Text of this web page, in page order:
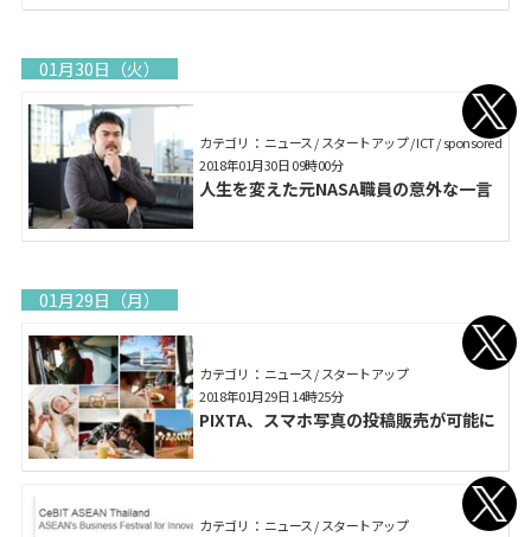
01月30日（火）
カテゴリ： ニュース / スタートアップ / ICT / sponsored
人生を変えた元NASA職員の意外な一言
2018年01月30日 09時00分
01月29日（月）
カテゴリ： ニュース / スタートアップ
PIXTA、スマホ写真の投稿販売が可能に
2018年01月29日 14時25分
カテゴリ： ニュース / スタートアップ